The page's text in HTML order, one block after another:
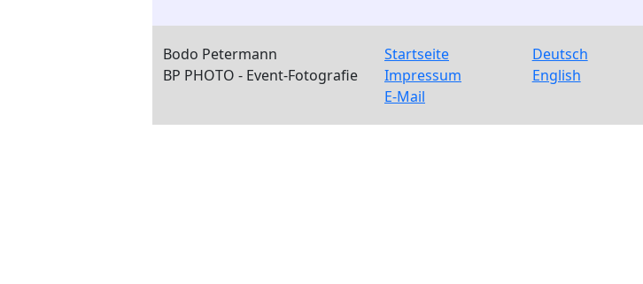
Bodo Petermann
BP PHOTO - Event-Fotografie
Startseite
Impressum
E-Mail
Deutsch
English